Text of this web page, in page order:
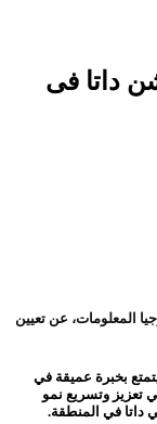
داتا فى
المعلومات، عن تعيين
بخبرة عميقة في
تعزيز وتسريع نمو
داتا في المنطقة.